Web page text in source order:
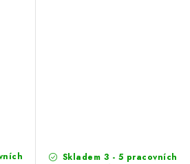
Skladem 3 - 5 pracovních